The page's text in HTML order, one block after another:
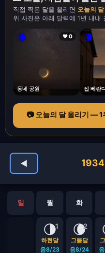
직접 찍은 달을 올리면 오늘의
위 사진은 아래 달력에 1년 내내
🌘 ❤ 0
동네 공원
🌘
집 베란
📷 오늘의 달 올리기 —
◀
일 월 화
1
🌗
하현달
음8/23
2
🌘
그믐달
음8/24